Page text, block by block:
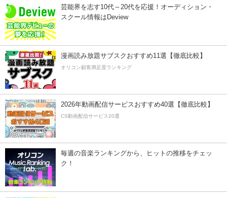
芸能界を志す10代～20代を応援！オーディション・
スクール情報はDeview
漫画読み放題サブスクおすすめ11選【徹底比較】
オリコン顧客満足度ランキング
2026年動画配信サービスおすすめ40選【徹底比較】
CS動画配信サービス20選
毎週の音楽ランキングから、ヒットの推移をチェッ
ク！